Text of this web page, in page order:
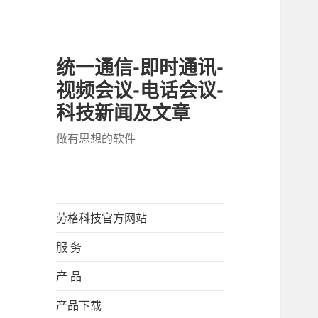
统一通信-即时通讯-
视频会议-电话会议-
科技新闻及文章
做有思想的软件
劳格科技官方网站
服 务
产 品
产品下载